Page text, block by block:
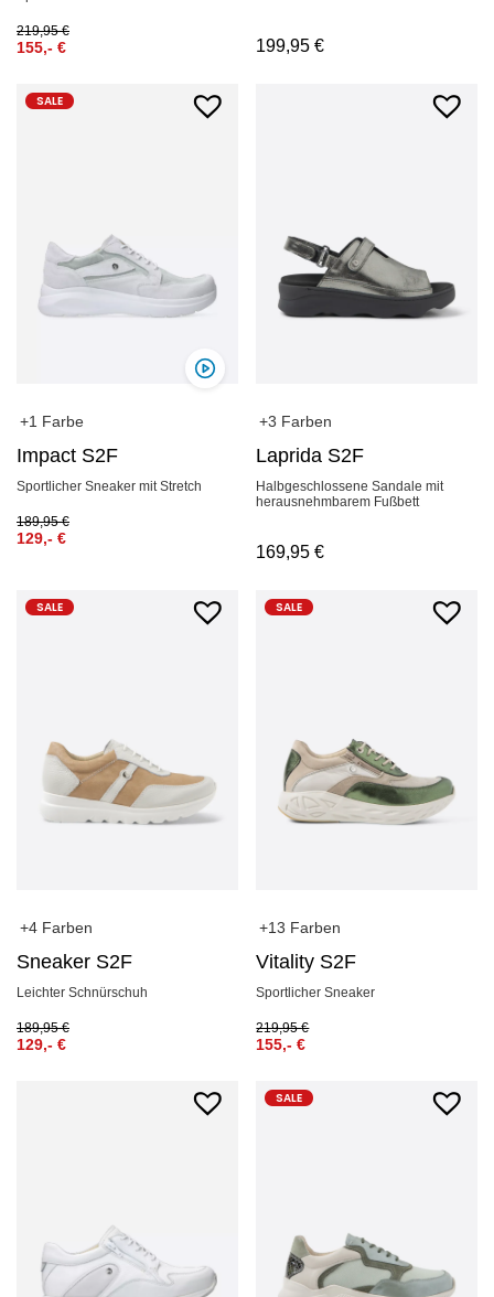
219,95€
155,- € 199,95€
SALE
+1 Farbe
Impact S2F
Sportlicher Sneaker mit Stretch
189,95€
129,- €
+3 Farben
Laprida S2F
Halbgeschlossene Sandale mit
herausnehmbarem Fußbett
169,95€
SALE
+4 Farben
Sneaker S2F
Leichter Schnürschuh
189,95€
129,- €
SALE
+13 Farben
Vitality S2F
Sportlicher Sneaker
219,95€
155,-€
SALE